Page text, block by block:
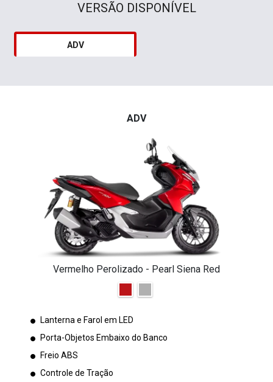
VERSÃO DISPONÍVEL
ADV
ADV
Vermelho Perolizado - Pearl Siena Red
Lanterna e Farol em LED
Porta-Objetos Embaixo do Banco
Freio ABS
Controle de Tração